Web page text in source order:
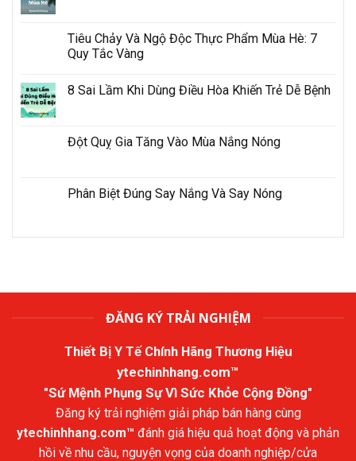
Tiêu Chảy Và Ngộ Độc Thực Phẩm Mùa Hè: 7
Quy Tắc Vàng
8 Sai Lầm Khi Dùng Điều Hòa Khiến Trẻ Dễ Bệnh
Đột Quỵ Gia Tăng Vào Mùa Nắng Nóng
Phân Biệt Đúng Say Nắng Và Say Nóng
ĐĂNG KÝ TRẢI NGHIỆM
Thiết Bị Y Tế Chính Hãng Thương Hiệu
ytechinhhang.com™
"Sứ Mệnh Phụng Sự Vì Sức Khỏe Cộng Đồng"
Đăng ký trải nghiệm giải pháp bán hàng cùng
ytechinhhang.com™ đánh giá hiệu quả hoạt động và phản
hồi về nhu cầu, nguyện vọng của doanh nghiệp/cửa